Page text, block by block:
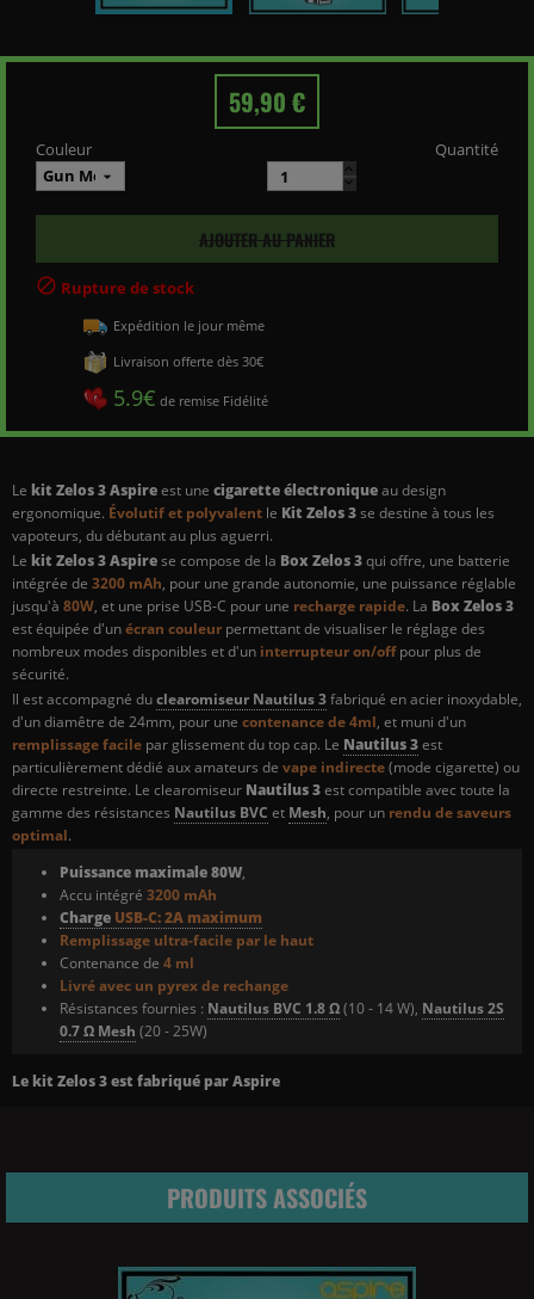
Le kit Zelos 3 Aspireest une cigarette électroniqueau design
ergonomique. Évolutif et polyvalent le Kit Zelos 3se destine à tous les
vapoteurs, du débutant au plus aguerri.
Le kit Zelos 3 Aspirese compose de la Box Zelos 3qui offre, une batterie
intégrée de 3200 mAh, pour une grande autonomie, une puissance réglable
jusqu'à 80W, et une prise USB-C pour une recharge rapide. La Box Zelos 3
est équipée d'unécran couleur permettant de visualiser le réglage des
nombreux modes disponibles et d'un interrupteur on/offpour plus de
sécurité.
Il est accompagné duclearomiseur Nautilus 3fabriqué en acier inoxydable,
d'un diamêtre de 24mm, pour une contenance de 4ml, et muni d'un
remplissage facile par glissement du top cap. Le Nautilus 3est
particulièrement dédié aux amateurs de vape indirecte(mode cigarette) ou
directe restreinte. Le clearomiseur Nautilus 3est compatible avec toute la
gamme des résistances Nautilus BVC et Mesh, pour un rendu de saveurs
optimal.
Puissance maximale 80W,
Accu intégré 3200 mAh
Charge USB-C:2A maximum
Remplissage ultra-facile par le haut
Contenance de 4 ml
Livré avec un pyrex de rechange
Résistances fournies : Nautilus BVC 1.8 Ω(10 - 14 W), Nautilus 2S
0.7 Ω Mesh (20 - 25W)
Le kit Zelos 3est fabriqué par Aspire
59,90 €
Couleur Quantité
AJOUTER AU PANIER
 Rupture de stock
Expédition le jour même
Livraison offerte dès 30€
5.9€ de remise Fidélité
PRODUITS ASSOCIÉS